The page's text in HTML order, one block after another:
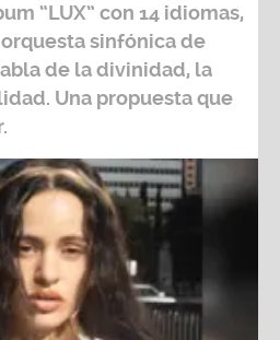
“LUX” con 14 idiomas,
sinfónica de
de la divinidad, la
Una propuesta que